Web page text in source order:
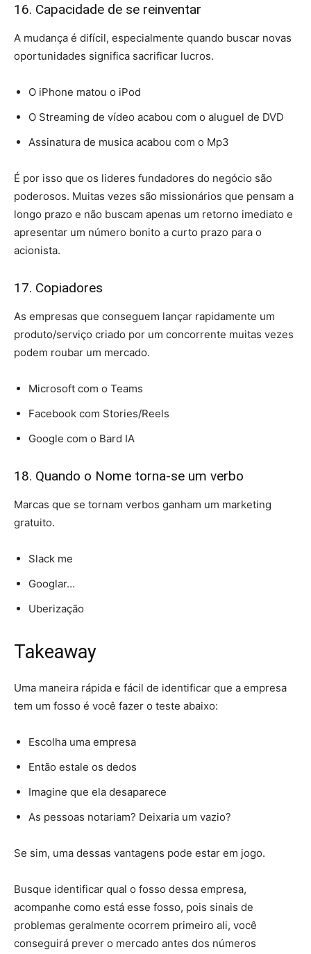
16. Capacidade de se reinventar
A mudança é difícil, especialmente quando buscar novas
oportunidades significa sacrificar lucros.
O iPhone matou o iPod
O Streaming de vídeo acabou com o aluguel de DVD
Assinatura de musica acabou com o Mp3
É por isso que os lideres fundadores do negócio são
poderosos. Muitas vezes são missionários que pensam a
longo prazo e não buscam apenas um retorno imediato e
apresentar um número bonito a curto prazo para o
acionista.
17. Copiadores
As empresas que conseguem lançar rapidamente um
produto/serviço criado por um concorrente muitas vezes
podem roubar um mercado.
Microsoft com o Teams
Facebook com Stories/Reels
Google com o Bard IA
18. Quando o Nome torna-se um verbo
Marcas que se tornam verbos ganham um marketing
gratuito.
Slack me
Googlar…
Uberização
Takeaway
Uma maneira rápida e fácil de identificar que a empresa
tem um fosso é você fazer o teste abaixo:
Escolha uma empresa
Então estale os dedos
Imagine que ela desaparece
As pessoas notariam? Deixaria um vazio?
Se sim, uma dessas vantagens pode estar em jogo.
Busque identificar qual o fosso dessa empresa,
acompanhe como está esse fosso, pois sinais de
problemas geralmente ocorrem primeiro ali, você
conseguirá prever o mercado antes dos números